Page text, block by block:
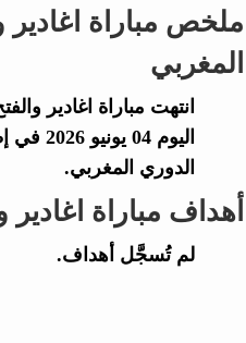
ملخص مباراة اغادير
المغربي
انتهت مباراة اغادير و
اليوم
الدوري المغربي.
أهداف مباراة اغادير
لم تُسجَّل أهداف.